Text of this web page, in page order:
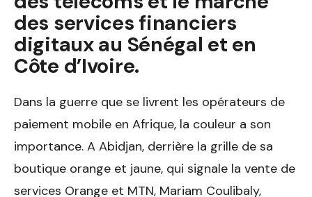
des services financiers
digitaux au Sénégal et en
Côte d’Ivoire.
Dans la guerre que se livrent les opérateurs de
paiement mobile en Afrique, la couleur a son
importance. A Abidjan, derrière la grille de sa
boutique orange et jaune, qui signale la vente de
services Orange et MTN, Mariam Coulibaly,